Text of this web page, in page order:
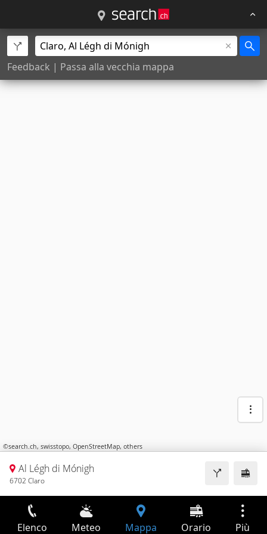
Feedback | Passa alla vecchia mappa
©search.ch, swisstopo, OpenStreetMap, others
Al Légh di Mónigh
6702 Claro
Elenco Meteo Mappa Orario Più